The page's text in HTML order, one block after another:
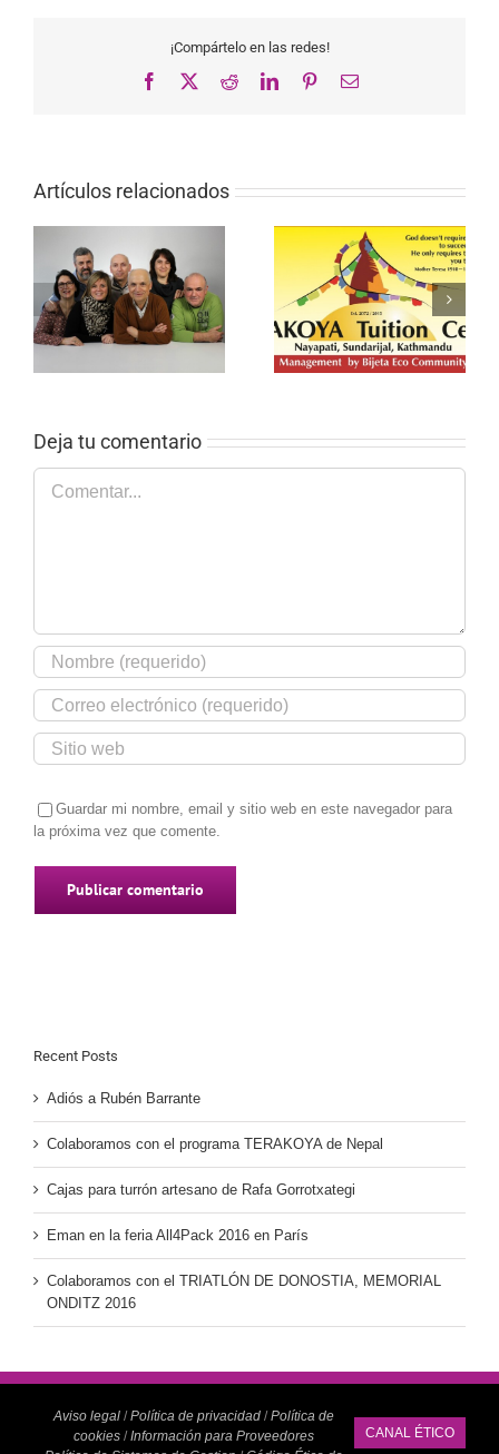
¡Compártelo en las redes!
Facebook RedditLinkedInPinterestCorreo
Artículos relacionados
Deja tu comentario
Comentar
Guardar mi nombre, email y sitio web en este navegador para
la próxima vez que comente.
Recent Posts
Adiós a Rubén Barrante
Colaboramos con el programa TERAKOYA de Nepal
Cajas para turrón artesano de Rafa Gorrotxategi
Eman en la feria All4Pack 2016 en París
Colaboramos con el TRIATLÓN DE DONOSTIA, MEMORIAL
ONDITZ 2016
CANAL ÉTICO
Aviso legal /Política de privacidad /Política de
cookies /Información para Proveedores